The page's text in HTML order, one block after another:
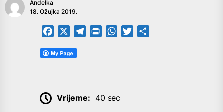
Anđelka
18. Ožujka 2019.
Facebook TelegramPrintFriendly
WhatsApp
Twitter
Vrijeme: 40 sec